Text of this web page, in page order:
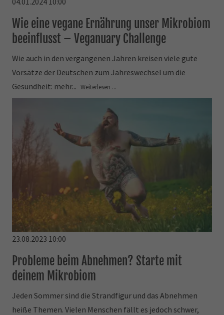
Wie eine vegane Ernährung unser Mikrobiom
beeinflusst – Veganuary Challenge
Wie auch in den vergangenen Jahren kreisen viele gute
Vorsätze der Deutschen zum Jahreswechsel um die
Gesundheit: mehr... Weiterlesen ...
23.08.2023 10:00
Probleme beim Abnehmen? Starte mit
deinem Mikrobiom
Jeden Sommer sind die Strandfigur und das Abnehmen
heiße Themen. Vielen Menschen fällt es jedoch schwer,